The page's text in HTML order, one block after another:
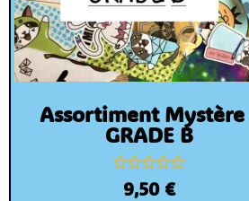
Assortiment
GRADE B
Note
9,50 €